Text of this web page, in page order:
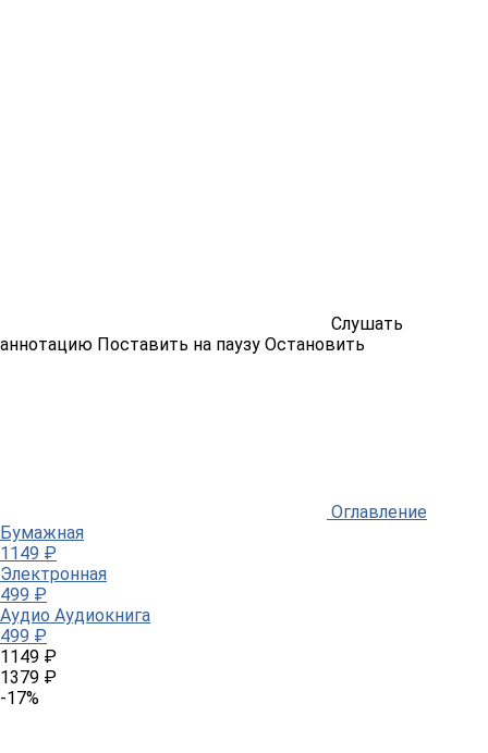
Слушать
аннотацию Поставить на паузу Остановить
Оглавление
Бумажная
1149 ₽
Электронная
499 ₽
Аудио Аудиокнига
499 ₽
1149 ₽
1379 ₽
-17%